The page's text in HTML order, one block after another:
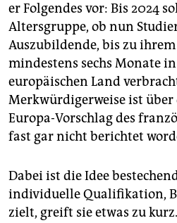
er Folgendes vor: Bis 2024
Altersgruppe, ob nun
Auszubildende, bis zu ihrem
mindestens sechs Monate
europäischen Land
Merkwürdigerweise ist
Europa-Vorschlag des
fast gar nicht berichtet
Dabei ist die Idee
individuelle Qualifikation,
zielt, greift sie etwas zu